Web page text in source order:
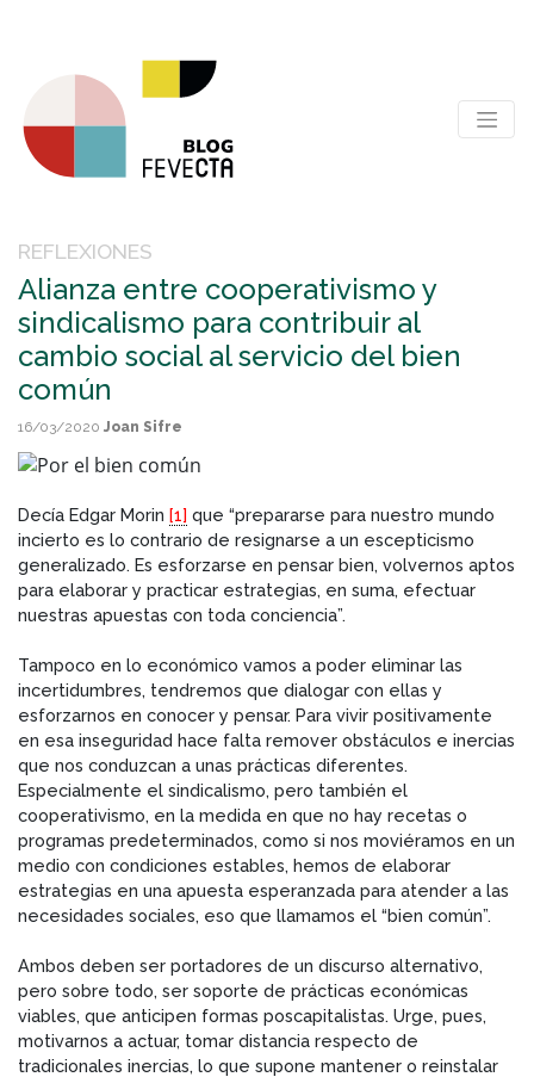
REFLEXIONES
Alianza entre cooperativismo y
sindicalismo para contribuir al
cambio social al servicio del bien
común
16/03/2020 Joan Sifre
Decía Edgar Morin [1] que “prepararse para nuestro mundo
incierto es lo contrario de resignarse a un escepticismo
generalizado. Es esforzarse en pensar bien, volvernos aptos
para elaborar y practicar estrategias, en suma, efectuar
nuestras apuestas con toda conciencia”.
Tampoco en lo económico vamos a poder eliminar las
incertidumbres, tendremos que dialogar con ellas y
esforzarnos en conocer y pensar. Para vivir positivamente
en esa inseguridad hace falta remover obstáculos e inercias
que nos conduzcan a unas prácticas diferentes.
Especialmente el sindicalismo, pero también el
cooperativismo, en la medida en que no hay recetas o
programas predeterminados, como si nos moviéramos en un
medio con condiciones estables, hemos de elaborar
estrategias en una apuesta esperanzada para atender a las
necesidades sociales, eso que llamamos el “bien común”.
Ambos deben ser portadores de un discurso alternativo,
pero sobre todo, ser soporte de prácticas económicas
viables, que anticipen formas poscapitalistas. Urge, pues,
motivarnos a actuar, tomar distancia respecto de
tradicionales inercias, lo que supone mantener o reinstalar